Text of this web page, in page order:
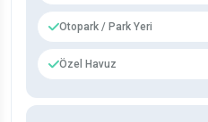
Otopark / Park Yeri
Özel Havuz